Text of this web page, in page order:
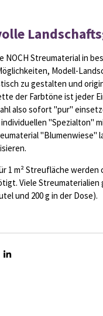
NOCH Streumaterial in
Modell-
zu gestalten und
der Farbtöne ist jeder
also sofort "pur"
"Spezialton"
"Blumenwiese"
1 m² Streufläche werden
Viele Streumaterialien
und 200 g in der Dose).
T